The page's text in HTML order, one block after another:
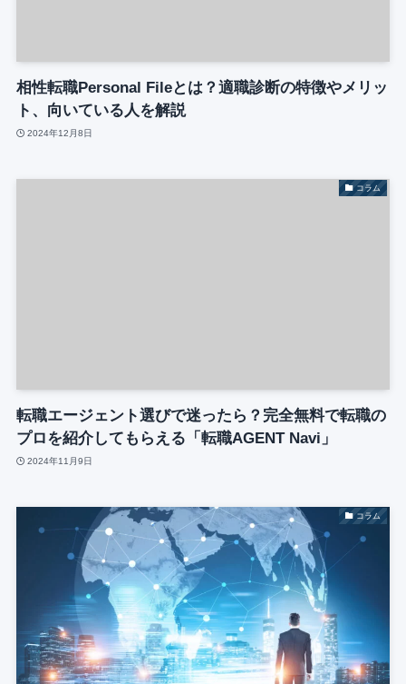
相性転職Personal Fileとは？適職診断の特徴やメリッ
ト、向いている人を解説
2024年12月8日
コラム
転職エージェント選びで迷ったら？完全無料で転職の
プロを紹介してもらえる「転職AGENT Navi」
2024年11月9日
コラム